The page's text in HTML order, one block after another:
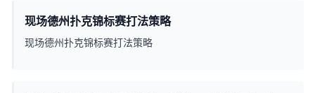
现场德州扑克锦标赛打法策略
现场德州扑克锦标赛打法策略